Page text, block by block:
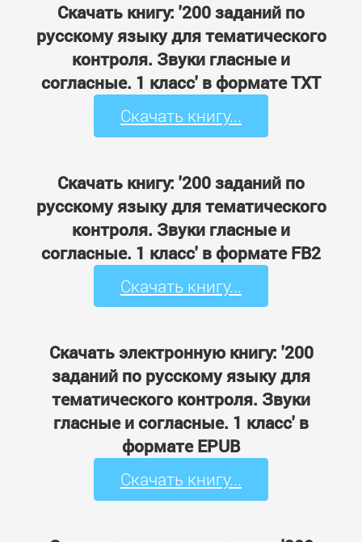
Скачать книгу: '200 заданий по
русскому языку для тематического
контроля. Звуки гласные и
согласные. 1 класс' в формате TXT
Скачать книгу...
Скачать книгу: '200 заданий по
русскому языку для тематического
контроля. Звуки гласные и
согласные. 1 класс' в формате FB2
Скачать книгу...
Скачать электронную книгу: '200
заданий по русскому языку для
тематического контроля. Звуки
гласные и согласные. 1 класс' в
формате EPUB
Скачать книгу...